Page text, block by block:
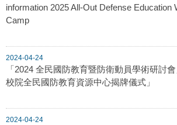
information 2025 All-Out Defense Education
Camp
2024-04-24
「2024 全民國防教育暨防衛動員學術研討
校院全民國防教育資源中心揭牌儀式」
2024-04-24